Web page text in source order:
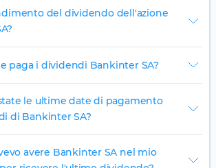
del dividendo dell'azione
paga i dividendi Bankinter SA?
le ultime date di pagamento
di Bankinter SA?
avere Bankinter SA nel mio